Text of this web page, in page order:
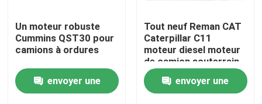
Contact
Demande de soumission
Un moteur robuste
Cummins QST30 pour
camions à ordures
envoyer une
Tout neuf Reman CAT
Caterpillar C11
moteur diesel moteur
de camion souterrain
envoyer une